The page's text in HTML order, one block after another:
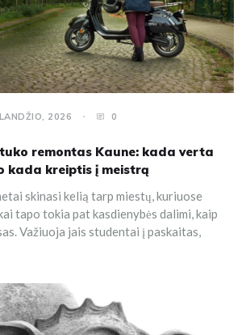
2026 0
remontas Kaune: kada verta
kada kreiptis į meistrą
skinasi kelią tarp miestų, kuriuose
tapo tokia pat kasdienybės dalimi, kaip
Važiuoja jais studentai į paskaitas,